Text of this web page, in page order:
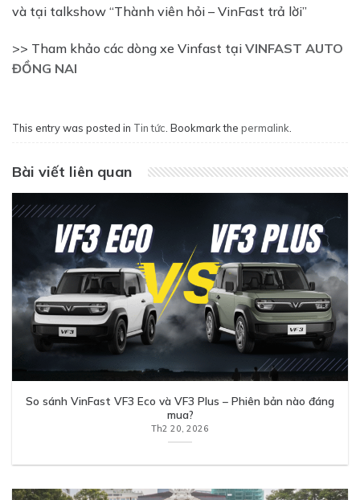
và tại talkshow “Thành viên hỏi – VinFast trả lời”
>> Tham khảo các dòng xe Vinfast tại VINFAST AUTO
ĐỒNG NAI
This entry was posted in Tin tức . Bookmark the permalink
Bài viết liên quan
So sánh VinFast VF3 Eco và VF3 Plus – Phiên bản nào đáng
mua?
Th2 20, 2026